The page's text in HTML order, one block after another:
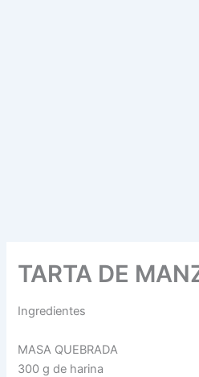
TARTA DE
Ingredientes
MASA QUEBRADA
300 g de harina